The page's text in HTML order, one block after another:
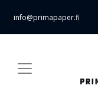
info@primapaper.fi